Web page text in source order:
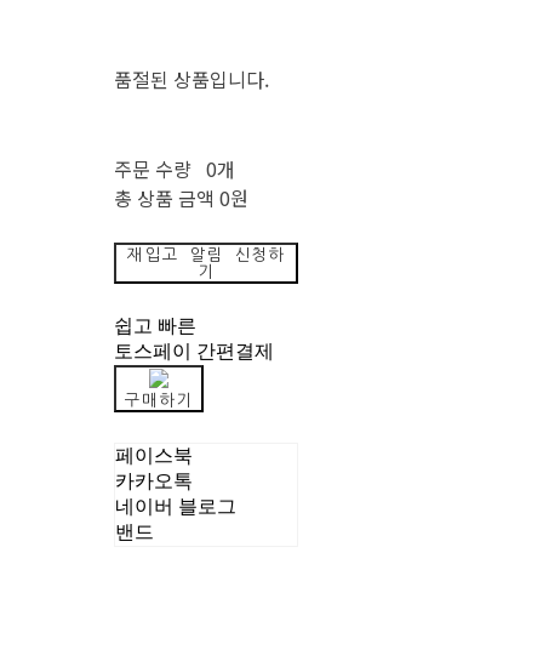
품절된 상품입니다.
주문 수량 0개
총 상품 금액 0원
재입고 알림 신청하
기
쉽고 빠른
토스페이 간편결제
구매하기
페이스북
카카오톡
네이버 블로그
밴드